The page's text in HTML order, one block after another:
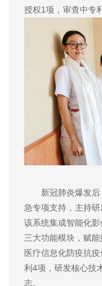
授权1项，审查中专
新冠肺炎爆发后
急专项支持，主持
该系统集成智能化
三大功能模块，赋
医疗信息化防疫抗
利4项，研发核心技
志。